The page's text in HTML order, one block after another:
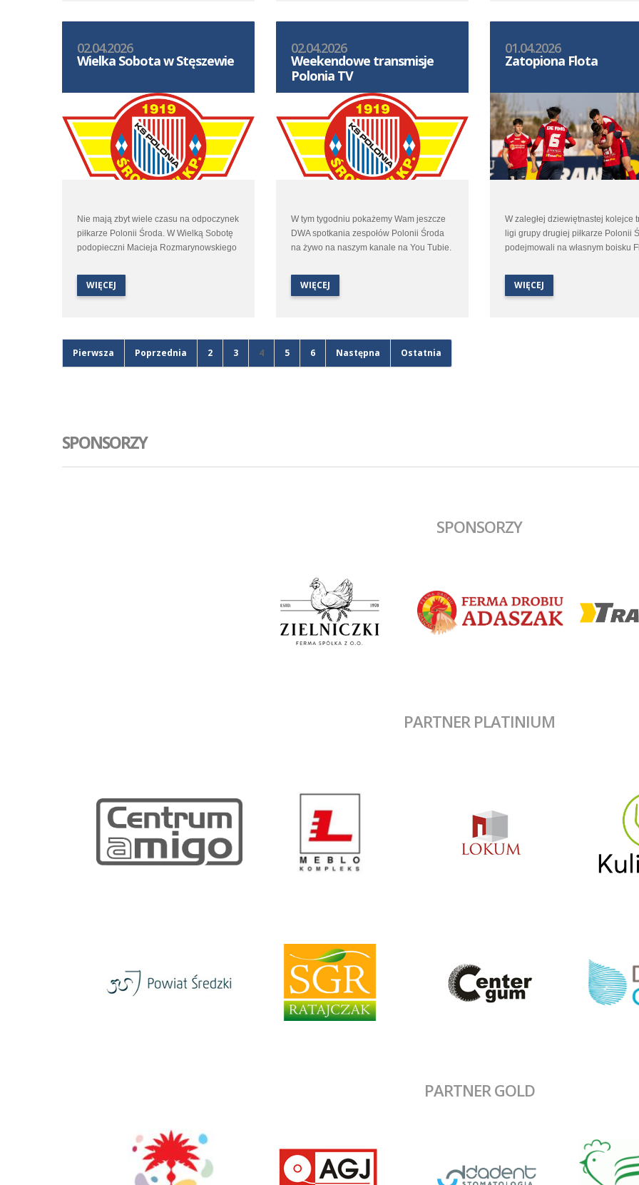
02.04.2026
Wielka Sobota w Stęszewie
Nie mają zbyt wiele czasu na odpoczynek
piłkarze Polonii Środa. W Wielką Sobotę
podopieczni Macieja Rozmarynowskiego
25 kolejki trzeciej ligi zmierzyć się z
miejscowym Lipnem.
WIĘCEJ
02.04.2026
Weekendowe transmisje
Polonia TV
W tym tygodniu pokażemy Wam jeszcze
DWA spotkania zespołów Polonii Środa
na żywo na naszym kanale na You Tubie.
spotkaniem Orlen I ligi kobiet pomiędzy
Polonią Środa, a Ślęzą Wrocław, a
WIĘCEJ
01.04.2026
Zatopiona Flota
W zaległej dziewiętnastej kolejce
ligi grupy drugiej piłkarze Polonii
podejmowali na własnym boisku
miało odbyć się w listopadzie ze
na warunki atmosferyczne zostało
WIĘCEJ
Pierwsza Poprzednia 2 3 4 5 6 Następna Ostatnia
SPONSORZY
SPONSORZY
PARTNER PLATINIUM
PARTNER GOLD